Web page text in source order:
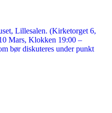
Lillesalen. (Kirketorget 6,
Mars, Klokken 19:00 –
bør diskuteres under punkt